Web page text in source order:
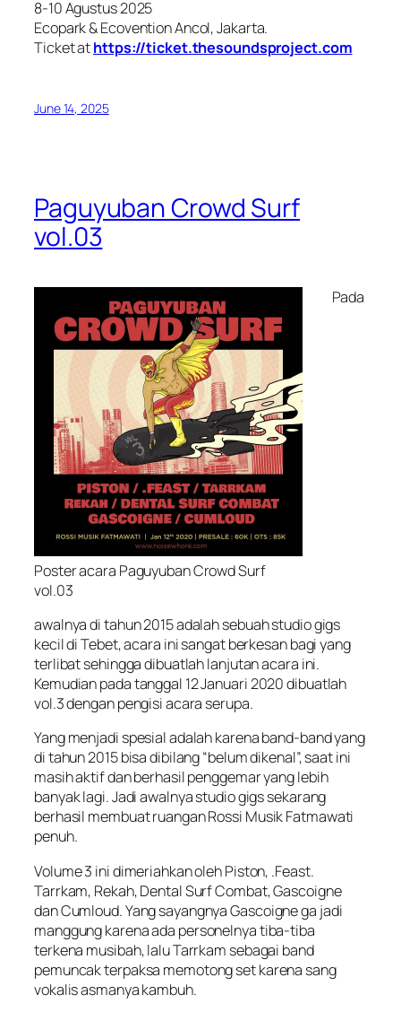
8-10 Agustus 2025
Ecopark & Ecovention Ancol, Jakarta.
Ticket athttps://ticket.thesoundsproject.com
June 14, 2025
Paguyuban Crowd Surf
vol.03
Poster acara Paguyuban Crowd Surf
vol.03
Pada
awalnya di tahun 2015 adalah sebuah studio gigs
kecil di Tebet, acara ini sangat berkesan bagi yang
terlibat sehingga dibuatlah lanjutan acara ini.
Kemudian pada tanggal 12 Januari 2020 dibuatlah
vol.3 dengan pengisi acara serupa.
Yang menjadi spesial adalah karena band-band yang
di tahun 2015 bisa dibilang “belum dikenal”, saat ini
masih aktif dan berhasil penggemar yang lebih
banyak lagi. Jadi awalnya studio gigs sekarang
berhasil membuat ruangan Rossi Musik Fatmawati
penuh.
Volume 3 ini dimeriahkan oleh Piston, .Feast.
Tarrkam, Rekah, Dental Surf Combat, Gascoigne
dan Cumloud. Yang sayangnya Gascoigne ga jadi
manggung karena ada personelnya tiba-tiba
terkena musibah, lalu Tarrkam sebagai band
pemuncak terpaksa memotong set karena sang
vokalis asmanya kambuh.